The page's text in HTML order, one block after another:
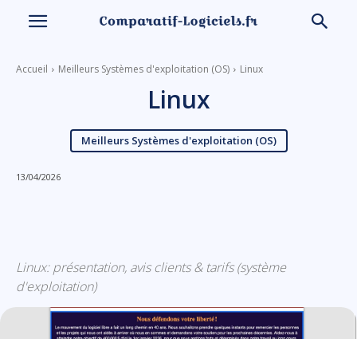
Accueil Meilleurs Systèmes d'exploitation (OS) Linux
Linux
Meilleurs Systèmes d'exploitation (OS)
13/04/2026
Linux: présentation, avis clients & tarifs (système
d'exploitation)